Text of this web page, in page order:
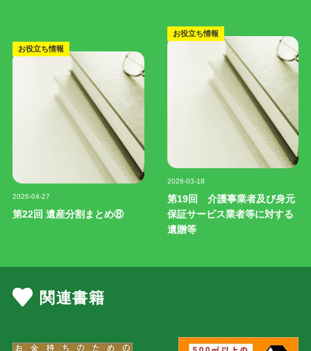
お役立ち情報
2026-04-27
第22回 遺産分割まとめ⑧
お役立ち情報
2026-03-18
第19回 介護事業者及び身元
保証サービス業者等に対する
遺贈等
関連書籍